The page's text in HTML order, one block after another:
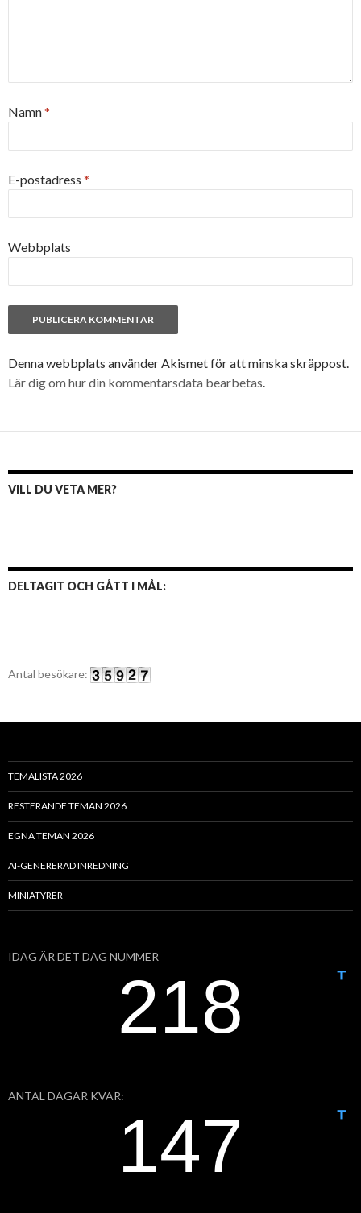
Namn*
E-postadress *
Webbplats
Denna webbplats använder Akismet för att minska skräppost.
Lär dig om hur din kommentarsdata bearbetas.
VILL DU VETA MER?
DELTAGIT OCH GÅTT I MÅL:
Antal besökare:
TEMALISTA 2026
RESTERANDE TEMAN 2026
EGNA TEMAN 2026
AI-GENERERAD INREDNING
MINIATYRER
IDAG ÄR DET DAG NUMMER
ANTAL DAGAR KVAR: